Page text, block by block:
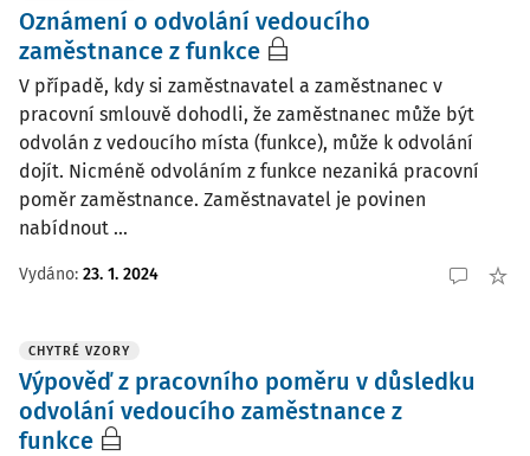
Oznámení o odvolání vedoucího
zaměstnance z funkce
V případě, kdy si zaměstnavatel a zaměstnanec v
pracovní smlouvě dohodli, že zaměstnanec může být
odvolán z vedoucího místa (funkce), může k odvolání
dojít. Nicméně odvoláním z funkce nezaniká pracovní
poměr zaměstnance. Zaměstnavatel je povinen
nabídnout ...
Vydáno: 23. 1. 2024
CHYTRÉ VZORY
Výpověď z pracovního poměru v důsledku
odvolání vedoucího zaměstnance z
funkce